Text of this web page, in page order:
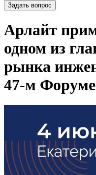
Задать вопрос
Арлайт
одном из
рынка
47-м